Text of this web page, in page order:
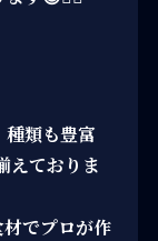
種類も豊富
えておりま
でプロが作